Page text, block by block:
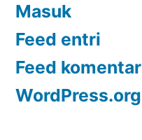
Masuk
Feed entri
Feed komentar
WordPress.org